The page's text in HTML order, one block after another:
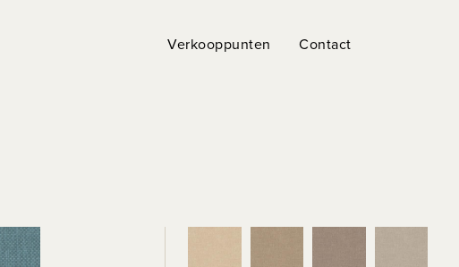
Verkooppunten Contact